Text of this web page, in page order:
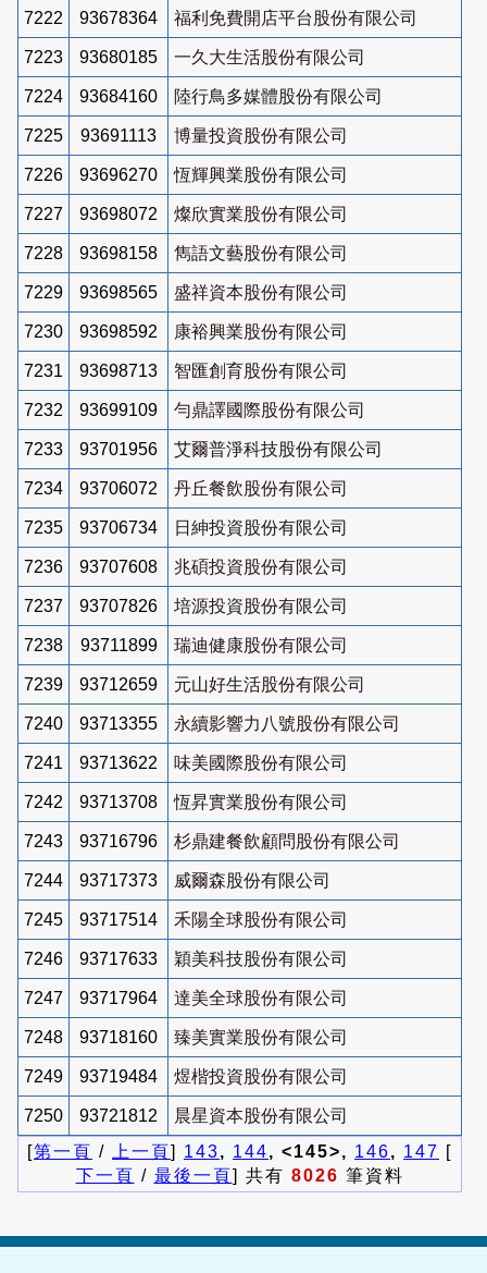
7222 93678364 福利免費開店平台股份有限公司
7223 93680185 一久大生活股份有限公司
7224 93684160 陸行鳥多媒體股份有限公司
7225 93691113 博量投資股份有限公司
7226 93696270 恆輝興業股份有限公司
7227 93698072 燦欣實業股份有限公司
7228 93698158 雋語文藝股份有限公司
7229 93698565 盛祥資本股份有限公司
7230 93698592 康裕興業股份有限公司
7231 93698713 智匯創育股份有限公司
7232 93699109 勻鼎譯國際股份有限公司
7233 93701956 艾爾普淨科技股份有限公司
7234 93706072 丹丘餐飲股份有限公司
7235 93706734 日紳投資股份有限公司
7236 93707608 兆碩投資股份有限公司
7237 93707826 培源投資股份有限公司
7238 93711899 瑞迪健康股份有限公司
7239 93712659 元山好生活股份有限公司
7240 93713355 永續影響力八號股份有限公司
7241 93713622 味美國際股份有限公司
7242 93713708 恆昇實業股份有限公司
7243 93716796 杉鼎建餐飲顧問股份有限公司
7244 93717373 威爾森股份有限公司
7245 93717514 禾陽全球股份有限公司
7246 93717633 穎美科技股份有限公司
7247 93717964 達美全球股份有限公司
7248 93718160 臻美實業股份有限公司
7249 93719484 煜楷投資股份有限公司
7250 93721812
晨星資本股份有限公司
[第一頁 / 上一頁] 143, 144, <145>, 146, 147 [
下一頁 / 最後一頁] 共有 8026 筆資料